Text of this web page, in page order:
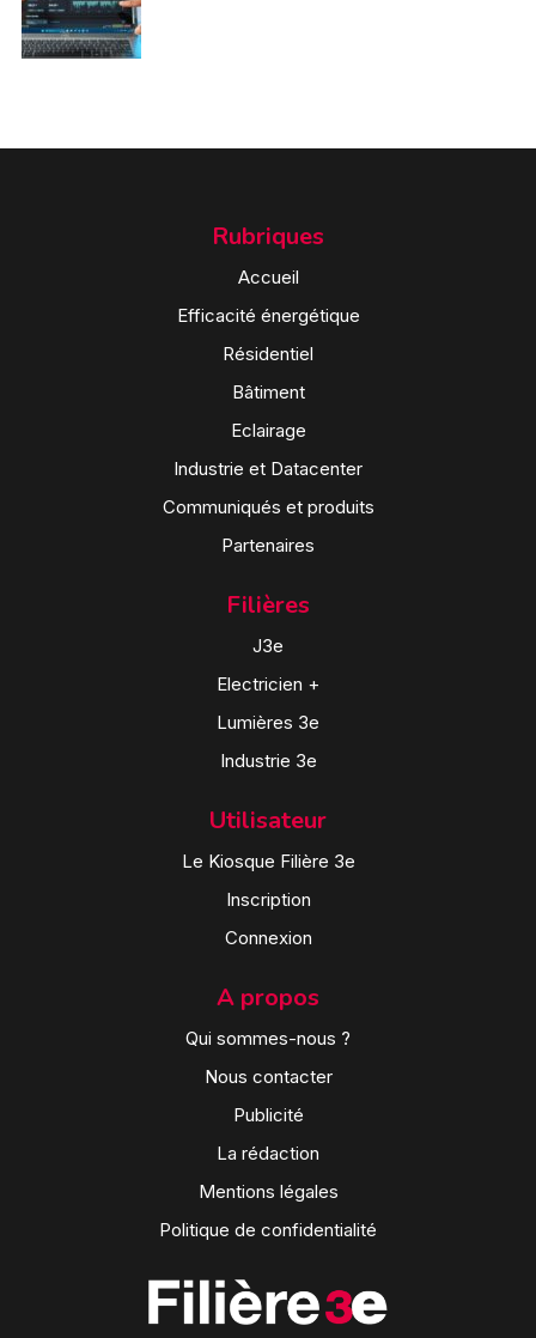
Rubriques
Accueil
Efficacité énergétique
Résidentiel
Bâtiment
Eclairage
Industrie et Datacenter
Communiqués et produits
Partenaires
Filières
J3e
Electricien +
Lumières 3e
Industrie 3e
Utilisateur
Le Kiosque Filière 3e
Inscription
Connexion
A propos
Qui sommes-nous ?
Nous contacter
Publicité
La rédaction
Mentions légales
Politique de confidentialité